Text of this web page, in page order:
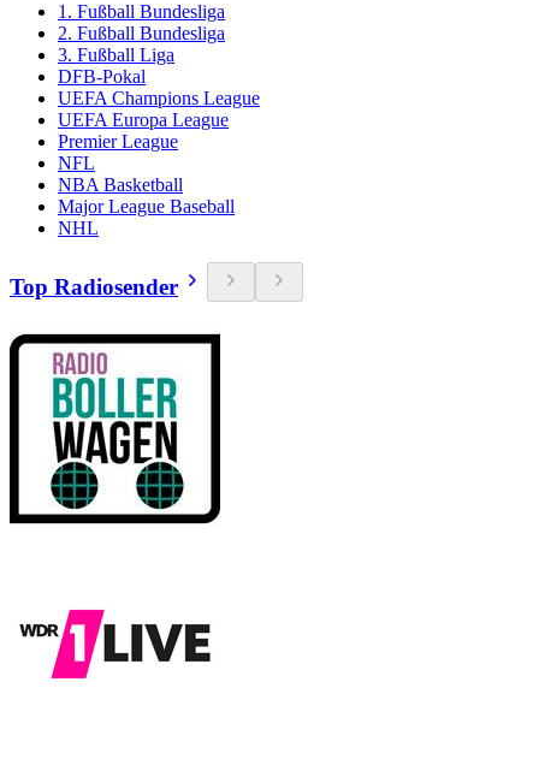
1. Fußball Bundesliga
2. Fußball Bundesliga
3. Fußball Liga
DFB-Pokal
UEFA Champions League
UEFA Europa League
Premier League
NFL
NBA Basketball
Major League Baseball
NHL
Top Radiosender